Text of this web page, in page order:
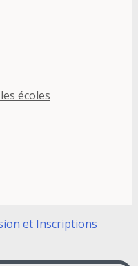
écoles
et Inscriptions